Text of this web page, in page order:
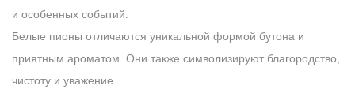
и особенных событий.
Белые пионы отличаются уникальной формой бутона и
приятным ароматом. Они также символизируют благородство,
чистоту и уважение.